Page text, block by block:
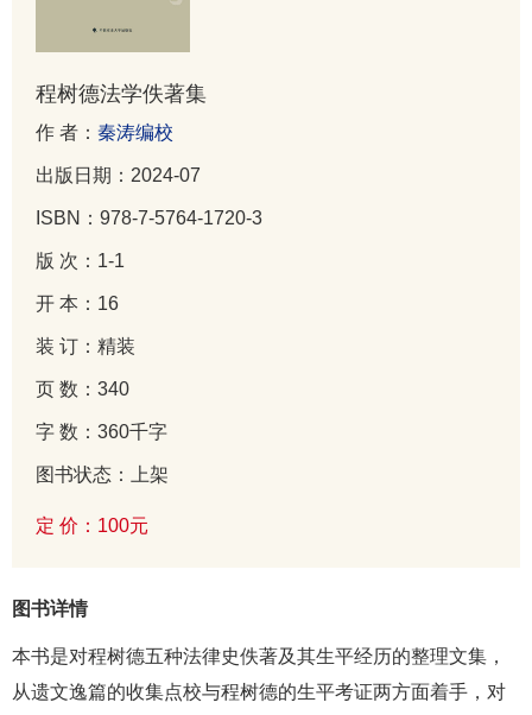
程树德法学佚著集
作 者： 秦涛编校
出版日期：2024-07
ISBN：978-7-5764-1720-3
版 次：1-1
开 本：16
装 订：精装
页 数：340
字 数：360千字
图书状态：上架
定 价：100元
图书详情
本书是对程树德五种法律史佚著及其生平经历的整理文集，
从遗文逸篇的收集点校与程树德的生平考证两方面着手，对